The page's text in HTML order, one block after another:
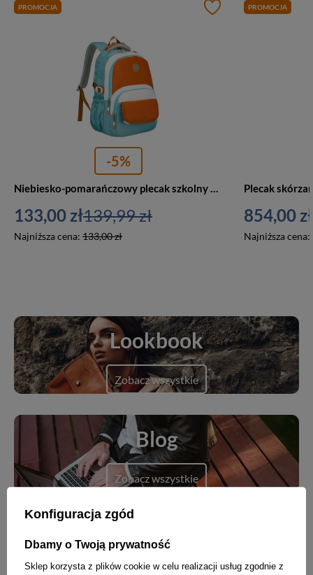
PROMOCJA
-5%
Niebiesko-pomarańczowy plecak szkolny z przegrodą na laptopa, odporny na wilgoć - Peterson
133,00 zł
Najniższa cena: 133,00 zł
139,99 zł
PROMOCJA
854,00 zł
Najniższa cena:
Lookbook
Zobacz wszystkie
Blog
Zobacz wszystkie
Nowości
Konfiguracja zgód
Dbamy o Twoją prywatność
Sklep korzysta z plików cookie w celu realizacji usług zgodnie z